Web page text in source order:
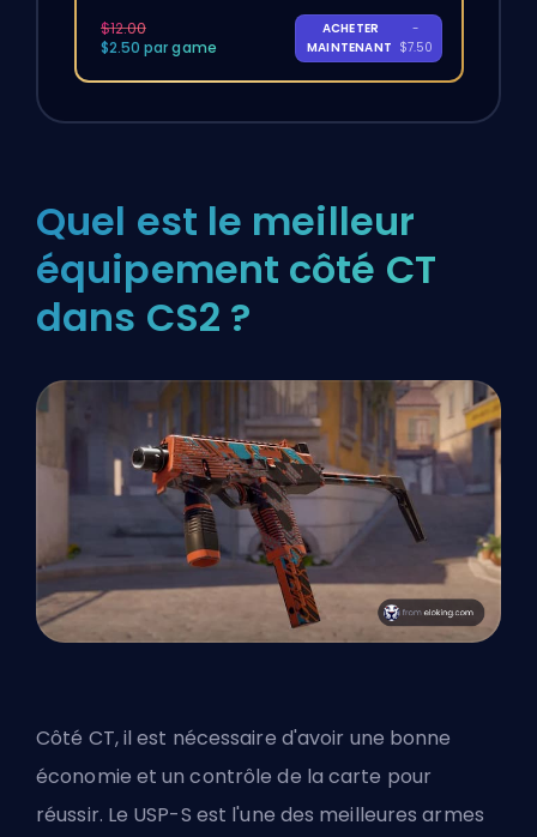
$12.00
$2.50 par game
ACHETER
MAINTENANT
-
$7.50
Quel est le meilleur
équipement côté CT
dans CS2 ?
Côté CT, il est nécessaire d'avoir une bonne
économie et un contrôle de la carte pour
réussir. Le USP-S est l'une des meilleures armes